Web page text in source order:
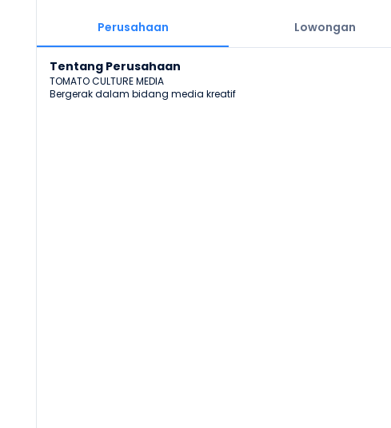
Perusahaan Lowongan
Tentang Perusahaan
TOMATO CULTURE MEDIA
Bergerak dalam bidang media kreatif